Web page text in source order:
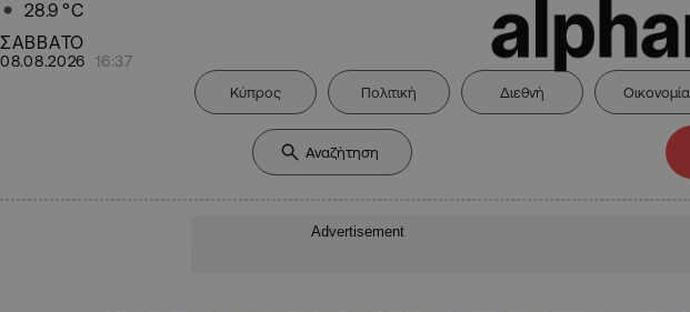
28.9 °C
ΣΑΒΒΑΤΟ
08.08.2026 16:37
Κύπρος Πολιτική Διεθνή Οικονομία
Advertisement